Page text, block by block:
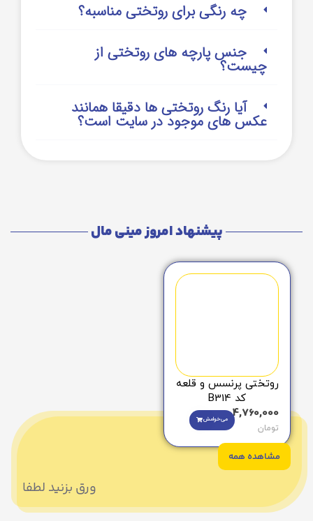
چه رنگی برای روتختی مناسبه؟
جنس پارچه های روتختی از
چیست؟
آیا رنگ روتختی ها دقیقا همانند
عکس های موجود در سایت است؟
پیشنهاد امروز مینی مال
روتختی پرنسس و قلعه
کد B314
4,760,000
تومان
می‌خوامش
مشاهده همه
ورق بزنید لطفا